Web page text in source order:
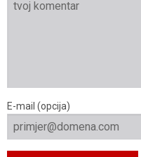
E-mail (opcija)